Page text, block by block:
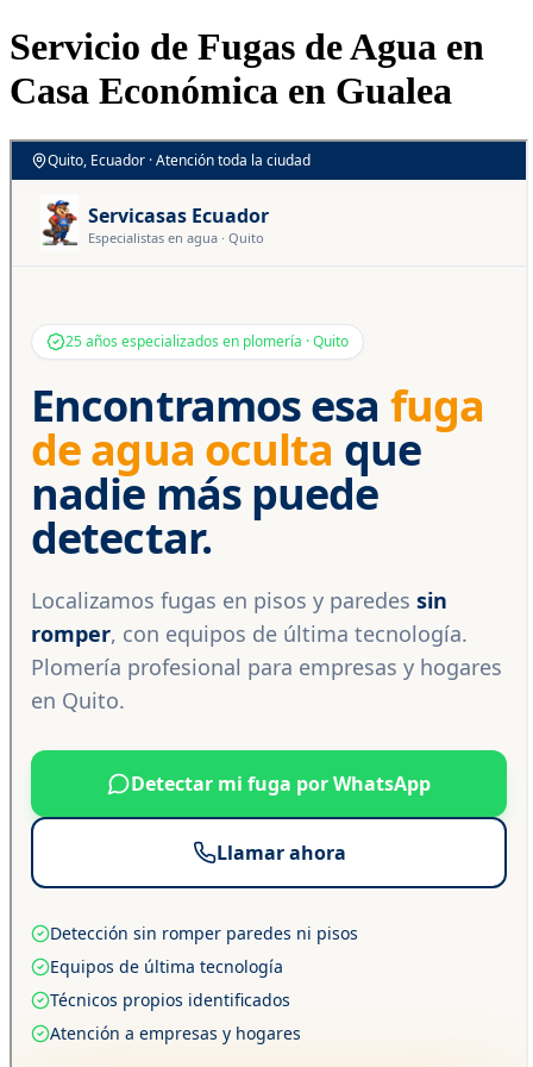
Servicio de Fugas de Agua en
Casa Económica en Gualea